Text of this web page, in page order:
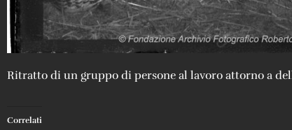
Ritratto di un gruppo di persone al lavoro attorno a
Correlati